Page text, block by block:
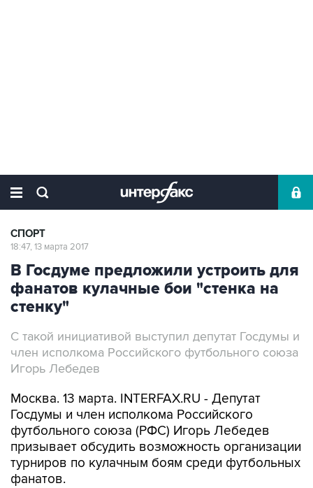
СПОРТ
18:47, 13 марта 2017
В Госдуме предложили устроить для
фанатов кулачные бои "стенка на
стенку"
С такой инициативой выступил депутат Госдумы и
член исполкома Российского футбольного союза
Игорь Лебедев
Москва. 13 марта. INTERFAX.RU - Депутат
Госдумы и член исполкома Российского
футбольного союза (РФС) Игорь Лебедев
призывает обсудить возможность организации
турниров по кулачным боям среди футбольных
фанатов.